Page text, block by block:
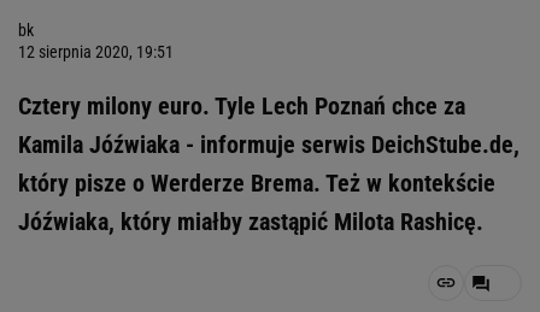
bk
12 sierpnia 2020, 19:51
Cztery milony euro. Tyle Lech Poznań chce za
Kamila Jóźwiaka - informuje serwis DeichStube.de,
który pisze o Werderze Brema. Też w kontekście
Jóźwiaka, który miałby zastąpić Milota Rashicę.